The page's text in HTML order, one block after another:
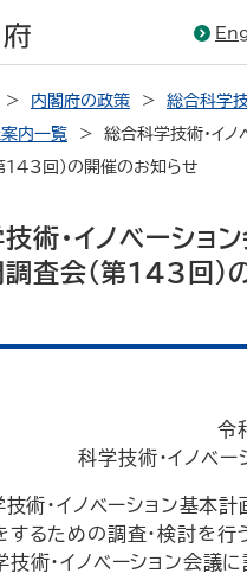
内閣府の政策
総合科学技
内一覧
総合科学技術・イノ
143回)の開催のお知らせ
術・イノベーショ
調査会(第143回)
令
科学技術・イノベ
術・イノベーション基本
するための調査・検討を行
技術・イノベーション会議